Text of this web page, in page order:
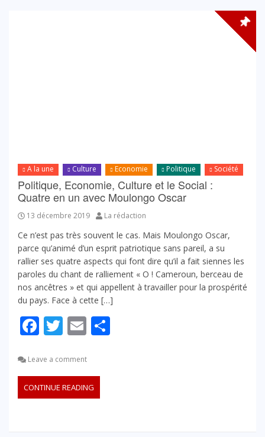
A la une Culture Economie Politique Société
Politique, Economie, Culture et le Social :
Quatre en un avec Moulongo Oscar
13 décembre 2019 La rédaction
Ce n’est pas très souvent le cas. Mais Moulongo Oscar,
parce qu’animé d’un esprit patriotique sans pareil, a su
rallier ses quatre aspects qui font dire qu’il a fait siennes les
paroles du chant de ralliement « O ! Cameroun, berceau de
nos ancêtres » et qui appellent à travailler pour la prospérité
du pays. Face à cette […]
Facebook
Twitter
Email
Leave a comment
CONTINUE READING